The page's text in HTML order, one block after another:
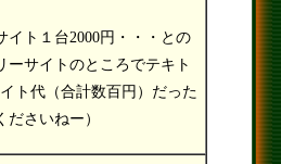
イト１台2000円・・・との
サイトのところでテキト
ト代（合計数百円）だった
さいねー）